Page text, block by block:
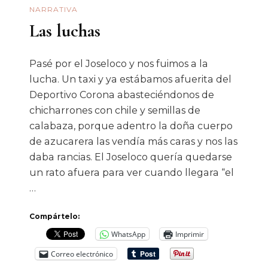
Mexicana
NARRATIVA
Las luchas
Pasé por el Joseloco y nos fuimos a la
lucha. Un taxi y ya estábamos afuerita del
Deportivo Corona abasteciéndonos de
chicharrones con chile y semillas de
calabaza, porque adentro la doña cuerpo
de azucarera las vendía más caras y nos las
daba rancias. El Joseloco quería quedarse
un rato afuera para ver cuando llegara “el
…
Compártelo:
WhatsApp
Imprimir
Correo electrónico